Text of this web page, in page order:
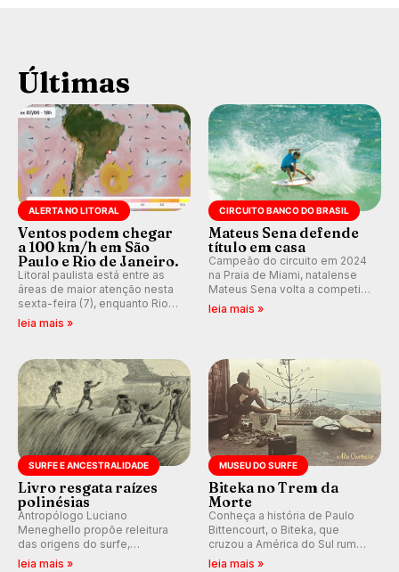
Últimas
ALERTA NO LITORAL
Ventos podem chegar
a 100 km/h em São
Paulo e Rio de Janeiro.
Litoral paulista está entre as
áreas de maior atenção nesta
sexta-feira (7), enquanto Rio
de Janeiro também recebe
km/h em Itanhaém.
leia mais »
CIRCUITO BANCO DO BRASIL
Mateus Sena defende
título em casa
Campeão do circuito em 2024
na Praia de Miami, natalense
Mateus Sena volta a competir
em casa em busca de manter a
leia mais »
SURFE E ANCESTRALIDADE
Livro resgata raízes
polinésias
Antropólogo Luciano
Meneghello propõe releitura
das origens do surfe,
resgatando a cultura polinésia
leia mais »
MUSEU DO SURFE
Biteka no Trem da
Morte
Conheça a história de Paulo
Bittencourt, o Biteka, que
cruzou a América do Sul rumo
ao Pacífico em uma jornada
leia mais »